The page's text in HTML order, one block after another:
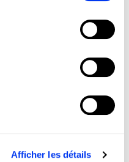
Afficher les détails
-